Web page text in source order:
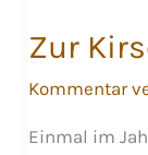
Zur
Kommentar
Einmal im